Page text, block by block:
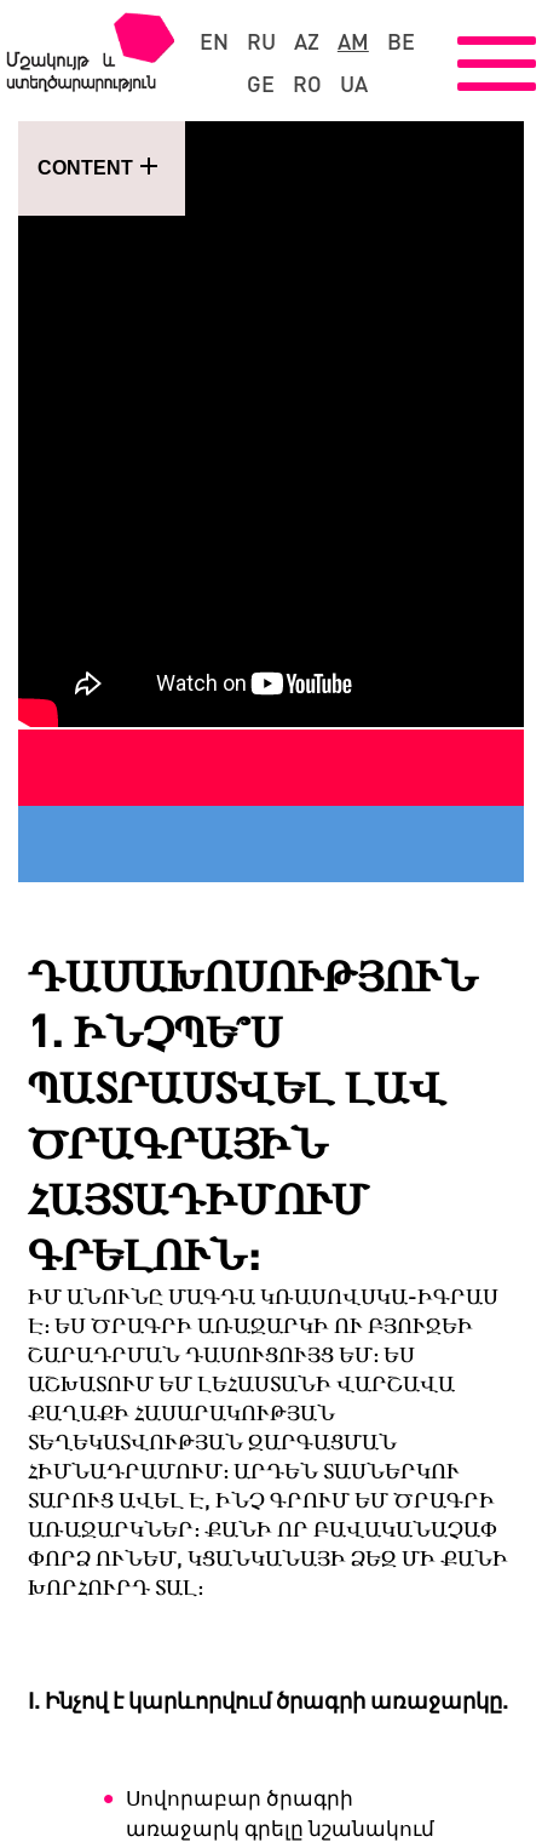
EN RU AZ AM
BE
GE
RO UA
CONTENT
ԴԱՍԱԽՈՍՈՒԹՅՈՒՆ
1. ԻՆՉՊԵ՞Ս
ՊԱՏՐԱՍՏՎԵԼ ԼԱՎ
ԾՐԱԳՐԱՅԻՆ
ՀԱՅՏԱԴԻՄՈՒՄ
ԳՐԵԼՈՒՆ:
ԻՄ ԱՆՈՒՆԸ ՄԱԳԴԱ ԿՌԱՍՈՎՍԿԱ-ԻԳՐԱՍ
Է: ԵՍ ԾՐԱԳՐԻ ԱՌԱՋԱՐԿԻ ՈՒ ԲՅՈՒՋԵԻ
ՇԱՐԱԴՐՄԱՆ ԴԱՍՈՒՑՈՒՅՑ ԵՄ: ԵՍ
ԱՇԽԱՏՈՒՄ ԵՄ ԼԵՀԱՍՏԱՆԻ ՎԱՐՇԱՎԱ
ՔԱՂԱՔԻ ՀԱՍԱՐԱԿՈՒԹՅԱՆ
ՏԵՂԵԿԱՏՎՈՒԹՅԱՆ ԶԱՐԳԱՑՄԱՆ
ՀԻՄՆԱԴՐԱՄՈՒՄ: ԱՐԴԵՆ ՏԱՍՆԵՐԿՈՒ
ՏԱՐՈՒՑ ԱՎԵԼ Է, ԻՆՉ ԳՐՈՒՄ ԵՄ ԾՐԱԳՐԻ
ԱՌԱՋԱՐԿՆԵՐ: ՔԱՆԻ ՈՐ ԲԱՎԱԿԱՆԱՉԱՓ
ՓՈՐՁ ՈՒՆԵՄ, ԿՑԱՆԿԱՆԱՅԻ ՁԵԶ ՄԻ ՔԱՆԻ
ԽՈՐՀՈՒՐԴ ՏԱԼ:
I. Ինչով է կարևորվում ծրագրի առաջարկը.
Սովորաբար ծրագրի
առաջարկ գրելը նշանակում